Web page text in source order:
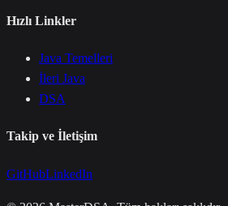
Hızlı Linkler
Java Temelleri
İleri Java
DSA
Takip ve İletişim
GitHubLinkedIn